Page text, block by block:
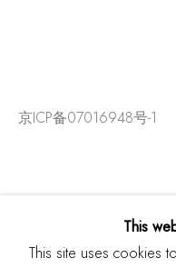
京ICP备07016948号-1
This
This site uses cookies